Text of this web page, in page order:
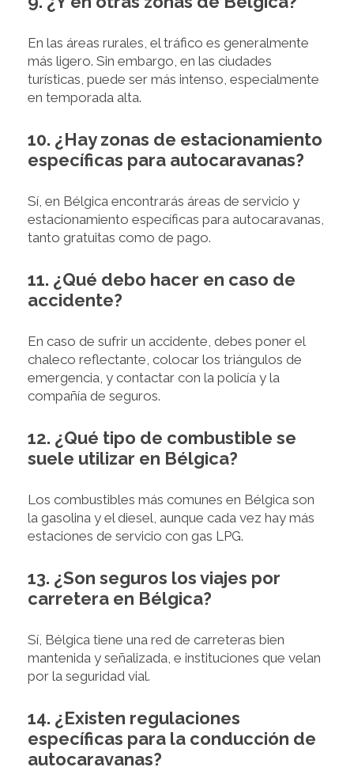
En las áreas rurales, el tráfico es generalmente
más ligero. Sin embargo, en las ciudades
turísticas, puede ser más intenso, especialmente
en temporada alta.
10. ¿Hay zonas de estacionamiento
específicas para autocaravanas?
Sí, en Bélgica encontrarás áreas de servicio y
estacionamiento específicas para autocaravanas,
tanto gratuitas como de pago.
11. ¿Qué debo hacer en caso de
accidente?
En caso de sufrir un accidente, debes poner el
chaleco reflectante, colocar los triángulos de
emergencia, y contactar con la policía y la
compañía de seguros.
12. ¿Qué tipo de combustible se
suele utilizar en Bélgica?
Los combustibles más comunes en Bélgica son
la gasolina y el diesel, aunque cada vez hay más
estaciones de servicio con gas LPG.
13. ¿Son seguros los viajes por
carretera en Bélgica?
Sí, Bélgica tiene una red de carreteras bien
mantenida y señalizada, e instituciones que velan
por la seguridad vial.
14. ¿Existen regulaciones
específicas para la conducción de
autocaravanas?